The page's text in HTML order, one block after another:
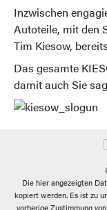
Inzwischen
Autoteile, mit den
Tim Kiesow,
Das gesamte
damit auch Sie
Die hier angezeigten
kopiert werden. Es ist zu
vorherige Zustimmung